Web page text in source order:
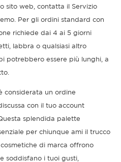
sito web, contatta il Servizio
Per gli ordini standard con
richiede dai 4 ai 5 giorni
labbra o qualsiasi altro
potrebbero essere più lunghi, a
considerata un ordine
con il tuo account
splendida palette
per chiunque ami il trucco
di marca offrono
soddisfano i tuoi gusti,